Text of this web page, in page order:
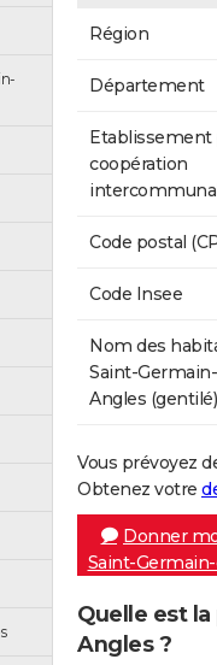
Région
Département
Etablissement
coopération
Code postal
Code Insee
Nom des
Saint-
Angles (gentilé)
Vous prévoyez
Obtenez votre
Donner
Saint-
Quelle est
Angles ?